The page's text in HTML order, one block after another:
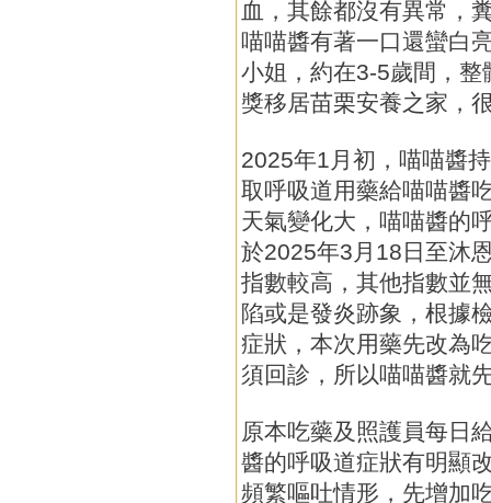
血，其餘都沒有異常，
喵喵醬有著一口還蠻白
小姐，約在3-5歲間，
獎移居苗栗安養之家，
2025年1月初，喵喵醬
取呼吸道用藥給喵喵醬
天氣變化大，喵喵醬的
於2025年3月18日至沐
指數較高，其他指數並
陷或是發炎跡象，根據
症狀，本次用藥先改為
須回診，所以喵喵醬就
原本吃藥及照護員每日
醬的呼吸道症狀有明顯
頻繁嘔吐情形，先增加